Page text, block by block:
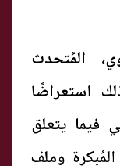
المُتحدث
استعراضًا
فيما يتعلق
وملف